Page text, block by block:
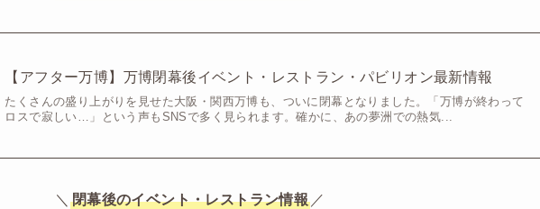
【アフター万博】万博閉幕後イベント・レストラン・パビリオン最新情報
たくさんの盛り上がりを見せた大阪・関西万博も、ついに閉幕となりました。「万博が終わって
ロスで寂しい…」という声もSNSで多く見られます。確かに、あの夢洲での熱気...
＼ 閉幕後のイベント・レストラン情報 ／